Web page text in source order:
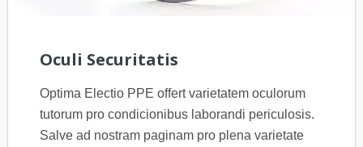
Oculi Securitatis
Optima Electio PPE offert varietatem oculorum
tutorum pro condicionibus laborandi periculosis.
Salve ad nostram paginam pro plena varietate